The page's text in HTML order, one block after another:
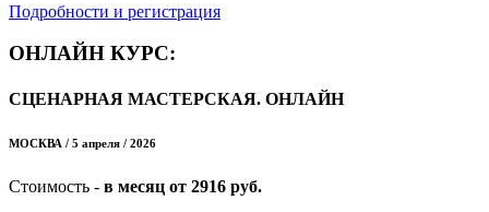
Подробности и регистрация
ОНЛАЙН КУРС:
СЦЕНАРНАЯ МАСТЕРСКАЯ. ОНЛАЙН
МОСКВА / 5 апреля / 2026
Стоимость - в месяц от 2916 руб.